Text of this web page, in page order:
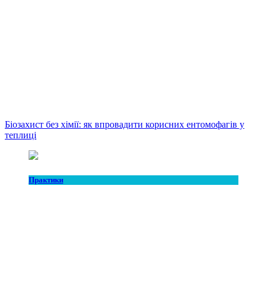
Біозахист без хімії: як впровадити корисних ентомофагів у
теплиці
Практики